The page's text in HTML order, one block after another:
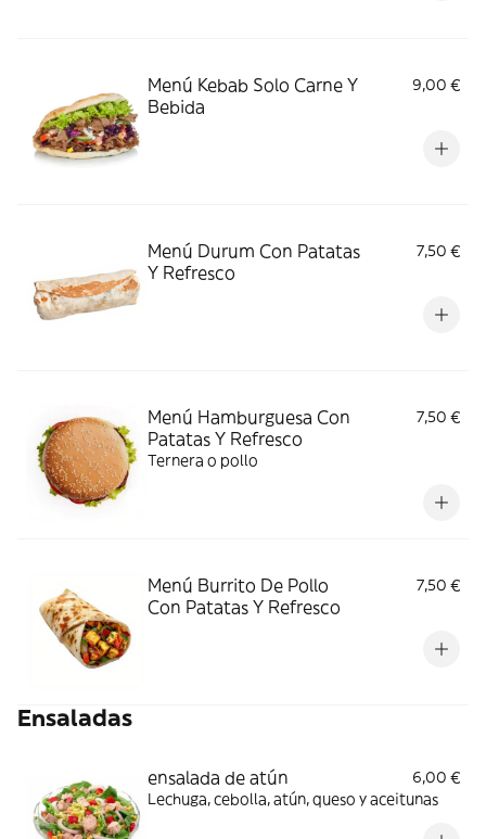
Menú Kebab Solo Carne Y
Bebida
9,00 €
Menú Durum Con Patatas
Y Refresco
7,50 €
Menú Hamburguesa Con
Patatas Y Refresco
7,50 €
Ternera o pollo
Menú Burrito De Pollo
Con Patatas Y Refresco
7,50 €
Ensaladas
ensalada de atún
6,00 €
Lechuga, cebolla, atún, queso y aceitunas